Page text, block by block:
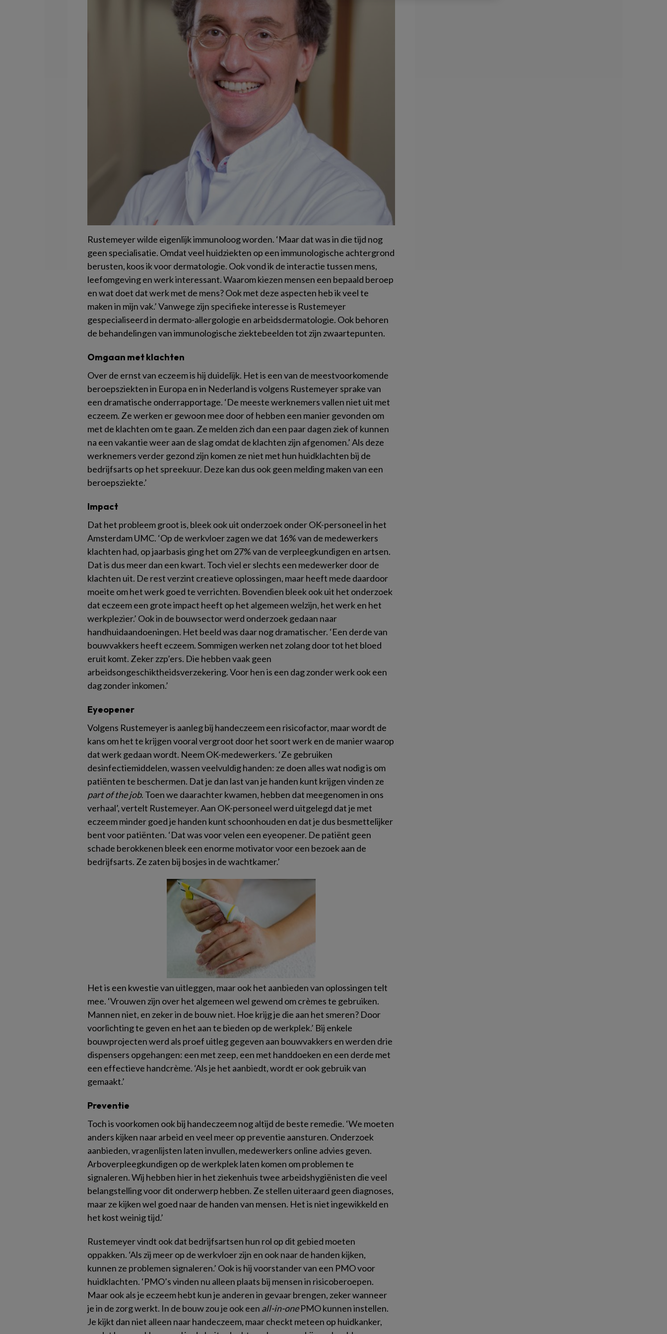
Rustemeyer wilde eigenlijk immunoloog worden. ‘Maar dat was in die tijd nog
geen specialisatie. Omdat veel huidziekten op een immunologische achtergrond
berusten, koos ik voor dermatologie. Ook vond ik de interactie tussen mens,
leefomgeving en werk interessant. Waarom kiezen mensen een bepaald beroep
en wat doet dat werk met de mens? Ook met deze aspecten heb ik veel te
maken in mijn vak.’ Vanwege zijn specifieke interesse is Rustemeyer
gespecialiseerd in dermato-allergologie en arbeidsdermatologie. Ook behoren
de behandelingen van immunologische ziektebeelden tot zijn zwaartepunten.
Omgaan met klachten
Over de ernst van eczeem is hij duidelijk. Het is een van de meestvoorkomende
beroepsziekten in Europa en in Nederland is volgens Rustemeyer sprake van
een dramatische onderrapportage. ‘De meeste werknemers vallen niet uit met
eczeem. Ze werken er gewoon mee door of hebben een manier gevonden om
met de klachten om te gaan. Ze melden zich dan een paar dagen ziek of kunnen
na een vakantie weer aan de slag omdat de klachten zijn afgenomen.’ Als deze
werknemers verder gezond zijn komen ze niet met hun huidklachten bij de
bedrijfsarts op het spreekuur. Deze kan dus ook geen melding maken van een
beroepsziekte.’
Impact
Dat het probleem groot is, bleek ook uit onderzoek onder OK-personeel in het
Amsterdam UMC. ‘Op de werkvloer zagen we dat 16% van de medewerkers
klachten had, op jaarbasis ging het om 27% van de verpleegkundigen en artsen.
Dat is dus meer dan een kwart. Toch viel er slechts een medewerker door de
klachten uit. De rest verzint creatieve oplossingen, maar heeft mede daardoor
moeite om het werk goed te verrichten. Bovendien bleek ook uit het onderzoek
dat eczeem een grote impact heeft op het algemeen welzijn, het werk en het
werkplezier.’ Ook in de bouwsector werd onderzoek gedaan naar
handhuidaandoeningen. Het beeld was daar nog dramatischer. ‘Een derde van
bouwvakkers heeft eczeem. Sommigen werken net zolang door tot het bloed
eruit komt. Zeker zzp’ers. Die hebben vaak geen
arbeidsongeschiktheidsverzekering. Voor hen is een dag zonder werk ook een
dag zonder inkomen.’
Eyeopener
Volgens Rustemeyer is aanleg bij handeczeem een risicofactor, maar wordt de
kans om het te krijgen vooral vergroot door het soort werk en de manier waarop
dat werk gedaan wordt. Neem OK-medewerkers. ‘Ze gebruiken
desinfectiemiddelen, wassen veelvuldig handen: ze doen alles wat nodig is om
patiënten te beschermen. Dat je dan last van je handen kunt krijgen vinden ze
part of the job. Toen we daarachter kwamen, hebben dat meegenomen in ons
verhaal’, vertelt Rustemeyer. Aan OK-personeel werd uitgelegd dat je met
eczeem minder goed je handen kunt schoonhouden en dat je dus besmettelijker
bent voor patiënten. ‘Dat was voor velen een eyeopener. De patiënt geen
schade berokkenen bleek een enorme motivator voor een bezoek aan de
bedrijfsarts. Ze zaten bij bosjes in de wachtkamer.’
Het is een kwestie van uitleggen, maar ook het aanbieden van oplossingen telt
mee. ‘Vrouwen zijn over het algemeen wel gewend om crèmes te gebruiken.
Mannen niet, en zeker in de bouw niet. Hoe krijg je die aan het smeren? Door
voorlichting te geven en het aan te bieden op de werkplek.’ Bij enkele
bouwprojecten werd als proef uitleg gegeven aan bouwvakkers en werden drie
dispensers opgehangen: een met zeep, een met handdoeken en een derde met
een effectieve handcrème. ‘Als je het aanbiedt, wordt er ook gebruik van
gemaakt.’
Preventie
Toch is voorkomen ook bij handeczeem nog altijd de beste remedie. ‘We moeten
anders kijken naar arbeid en veel meer op preventie aansturen. Onderzoek
aanbieden, vragenlijsten laten invullen, medewerkers online advies geven.
Arboverpleegkundigen op de werkplek laten komen om problemen te
signaleren. Wij hebben hier in het ziekenhuis twee arbeidshygiënisten die veel
belangstelling voor dit onderwerp hebben. Ze stellen uiteraard geen diagnoses,
maar ze kijken wel goed naar de handen van mensen. Het is niet ingewikkeld en
het kost weinig tijd.’
Rustemeyer vindt ook dat bedrijfsartsen hun rol op dit gebied moeten
oppakken. ‘Als zij meer op de werkvloer zijn en ook naar de handen kijken,
kunnen ze problemen signaleren.’ Ook is hij voorstander van een PMO voor
huidklachten. ‘PMO’s vinden nu alleen plaats bij mensen in risicoberoepen.
Maar ook als je eczeem hebt kun je anderen in gevaar brengen, zeker wanneer
je in de zorg werkt. In de bouw zou je ook een all-in-onePMO kunnen instellen.
Je kijkt dan niet alleen naar handeczeem, maar checkt meteen op huidkanker,